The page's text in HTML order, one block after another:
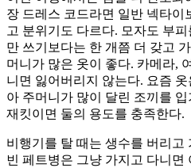
장 드레스 코드라면 일반 넥타이
고 분위기도 다르다. 모자도 부
만 쓰기보다는 한 개쯤 더 갖고
머니가 많은 옷이 좋다. 카메라,
니면 잃어버리지 않는다. 요즘
아 주머니가 많이 달린 조끼를
재킷이면 둘의 용도를 충족한다.
비행기를 탈 때는 생수를 버리고
빈 페트병은 그냥 가지고 다니면